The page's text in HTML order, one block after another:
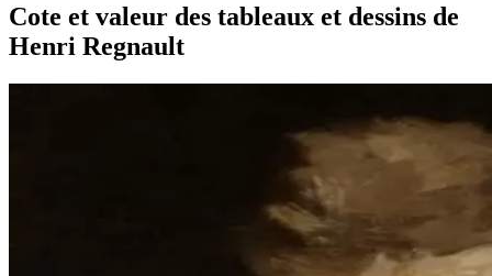
Cote et valeur des tableaux et dessins de
Henri Regnault